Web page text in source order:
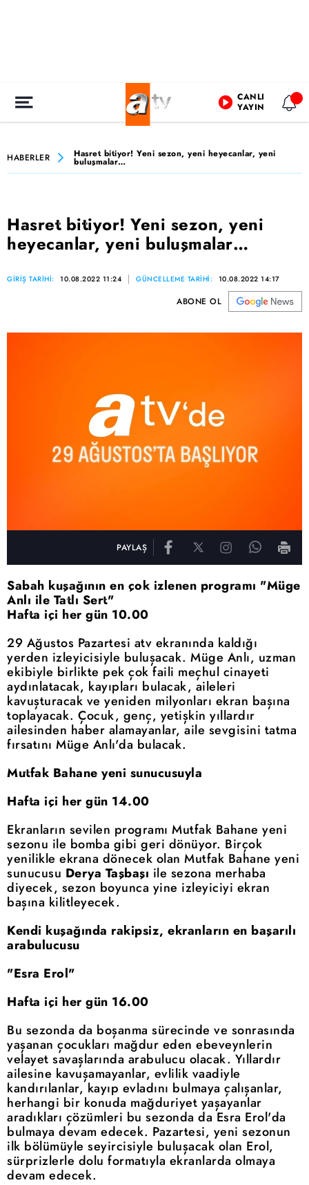
CANLI
YAYIN
HABERLER Hasret bitiyor! Yeni sezon, yeni heyecanlar, yeni
buluşmalar…
Hasret bitiyor! Yeni sezon, yeni
heyecanlar, yeni buluşmalar…
GİRİŞ TARİHİ: 10.08.2022 11:24 GÜNCELLEME TARİHİ: 10.08.2022 14:17
ABONE OL
PAYLAŞ
Sabah kuşağının en çok izlenen programı "Müge
Anlı ile Tatlı Sert"
Hafta içi her gün 10.00
29 Ağustos Pazartesi atv ekranında kaldığı
yerden izleyicisiyle buluşacak. Müge Anlı, uzman
ekibiyle birlikte pek çok faili meçhul cinayeti
aydınlatacak, kayıpları bulacak, aileleri
kavuşturacak ve yeniden milyonları ekran başına
toplayacak. Çocuk, genç, yetişkin yıllardır
ailesinden haber alamayanlar, aile sevgisini tatma
fırsatını Müge Anlı'da bulacak.
Mutfak Bahane yeni sunucusuyla
Hafta içi her gün 14.00
Ekranların sevilen programı Mutfak Bahane yeni
sezonu ile bomba gibi geri dönüyor. Birçok
yenilikle ekrana dönecek olan Mutfak Bahane yeni
sunucusu Derya Taşbaşı ile sezona merhaba
diyecek, sezon boyunca yine izleyiciyi ekran
başına kilitleyecek.
Kendi kuşağında rakipsiz, ekranların en başarılı
arabulucusu
"Esra Erol"
Hafta içi her gün 16.00
Bu sezonda da boşanma sürecinde ve sonrasında
yaşanan çocukları mağdur eden ebeveynlerin
velayet savaşlarında arabulucu olacak. Yıllardır
ailesine kavuşamayanlar, evlilik vaadiyle
kandırılanlar, kayıp evladını bulmaya çalışanlar,
herhangi bir konuda mağduriyet yaşayanlar
aradıkları çözümleri bu sezonda da Esra Erol'da
bulmaya devam edecek. Pazartesi, yeni sezonun
ilk bölümüyle seyircisiyle buluşacak olan Erol,
sürprizlerle dolu formatıyla ekranlarda olmaya
devam edecek.